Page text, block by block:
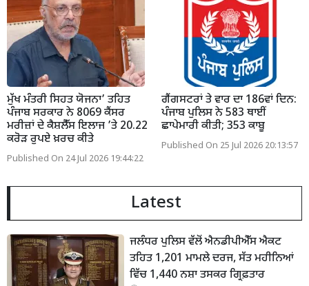
ਮੁੱਖ ਮੰਤਰੀ ਸਿਹਤ ਯੋਜਨਾ’ ਤਹਿਤ
ਪੰਜਾਬ ਸਰਕਾਰ ਨੇ 8069 ਕੈਂਸਰ
ਮਰੀਜ਼ਾਂ ਦੇ ਕੈਸ਼ਲੈੱਸ ਇਲਾਜ ’ਤੇ 20.22
ਕਰੋੜ ਰੁਪਏ ਖ਼ਰਚ ਕੀਤੇ
Published On 24 Jul 2026 19:44:22
ਗੈਂਗਸਟਰਾਂ ਤੇ ਵਾਰ ਦਾ 186ਵਾਂ ਦਿਨ:
ਪੰਜਾਬ ਪੁਲਿਸ ਨੇ 583 ਥਾਈਂ
ਛਾਪੇਮਾਰੀ ਕੀਤੀ; 353 ਕਾਬੂ
Published On 25 Jul 2026 20:13:57
Latest
ਜਲੰਧਰ ਪੁਲਿਸ ਵੱਲੋਂ ਐਨਡੀਪੀਐੱਸ ਐਕਟ
ਤਹਿਤ 1,201 ਮਾਮਲੇ ਦਰਜ, ਸੱਤ ਮਹੀਨਿਆਂ
ਵਿੱਚ 1,440 ਨਸ਼ਾ ਤਸਕਰ ਗ੍ਰਿਫ਼ਤਾਰ